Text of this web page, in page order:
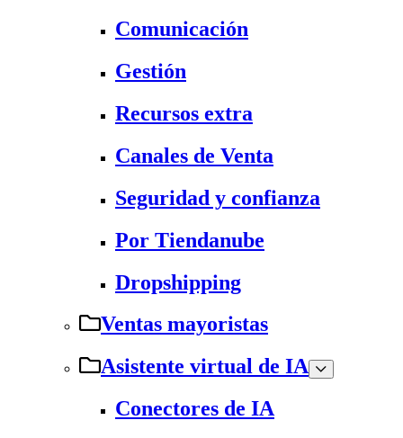
Comunicación
Gestión
Recursos extra
Canales de Venta
Seguridad y confianza
Por Tiendanube
Dropshipping
Ventas mayoristas
Asistente virtual de IA
Conectores de IA